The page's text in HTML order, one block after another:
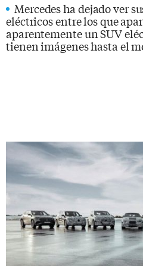
Mercedes ha dejado ver
eléctricos entre los que
aparentemente un SUV
tienen imágenes hasta el